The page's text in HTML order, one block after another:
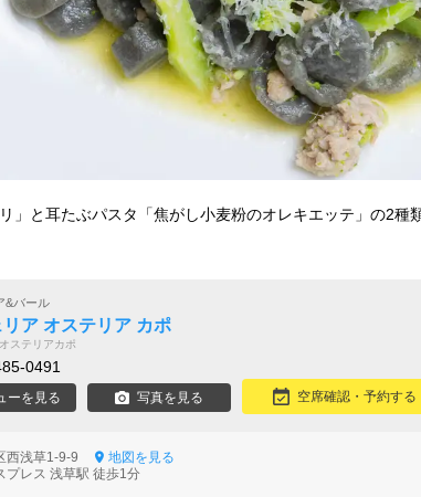
」と耳たぶパスタ「焦がし小麦粉のオレキエッテ」の2種
&バール
リア オステリア カポ
ステリアカポ
0491
ーを見る 写真を見る 空席確認・予約する
西浅草1-9-9
地図を見る
プレス 浅草駅 徒歩1分